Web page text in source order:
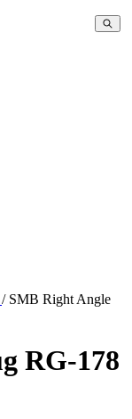
/ SMB Right Angle
RG-178